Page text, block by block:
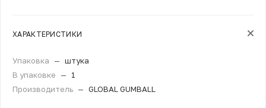
ХАРАКТЕРИСТИКИ
Упаковка — штука
В упаковке
—
1
Производитель — GLOBAL GUMBALL